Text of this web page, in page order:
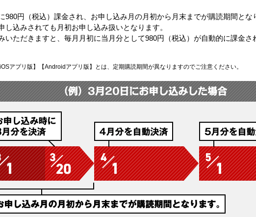
980円（税込）課金され、お申し込み月の月初から月末までが購読期間とな
し込みされても月初お申し込み扱いとなります。
いただきますと、毎月月初に当月分として980円（税込）が自動的に課金
アプリ版】【Androidアプリ版】とは、定期購読期間が異なりますのでご注意ください。